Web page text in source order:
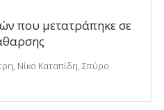
που μετατράπηκε σε
Νίκο Καταπίδη, Σπύρο